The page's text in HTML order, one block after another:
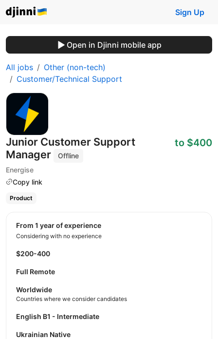
Sign Up
Open in Djinni mobile app
All jobs
Other (non-tech)
Customer/Technical Support
Junior Customer Support
Manager
Offline
Energise
Copy link
to $400
Product
from 1 year of experience
Considering with no experience
$200-400
Full Remote
Worldwide
Countries where we consider candidates
English B1 - Intermediate
Ukrainian Native